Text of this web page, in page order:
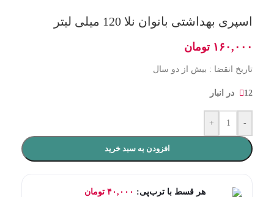
اسپری بهداشتی بانوان نلا 120 میلی لیتر
۱۶۰,۰۰۰ تومان
تاریخ انقضا : بیش از دو سال
12 در انبار
-
+
افزودن به سبد خرید
هر قسط با ترب‌پی: ۴۰,۰۰۰ تومان